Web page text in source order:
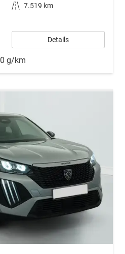
Kilometerstand 7.519 km
Details
g/km